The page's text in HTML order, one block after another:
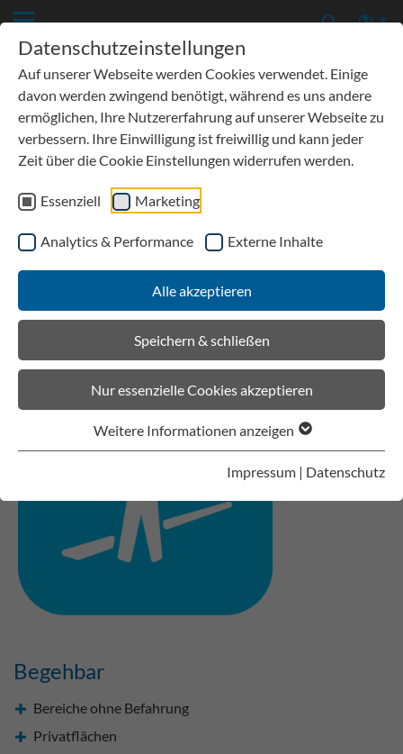
Datenschutzeinstellungen
Auf unserer Webseite werden Cookies verwendet. Einige
davon werden zwingend benötigt, während es uns andere
ermöglichen, Ihre Nutzererfahrung auf unserer Webseite zu
verbessern. Ihre Einwilligung ist freiwillig und kann jeder
Zeit über die Cookie Einstellungen widerrufen werden.
Essenziell Marketing
Analytics & Performance Externe Inhalte
Alle akzeptieren
Speichern & schließen
Nur essenzielle Cookies akzeptieren
Weitere Informationen anzeigen
Impressum | Datenschutz
Die Belastungsklassen nach
DIN EN 1433
Verkehrsflächen" werden die Entwässerungsrinnen in die
Klassen A 15 bis F 900 eingeteilt. Den Klassen werden
folgende Prüfkräfte und Einbaustellen zugeordnet:
Begehbar
Bereiche ohne Befahrung
Privatflächen